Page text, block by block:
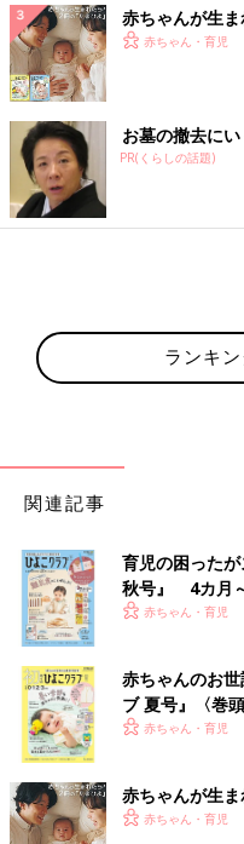
赤ちゃんが生ま
赤ちゃん・育児
お墓の撤去に
PR(くらしの話題)
ランキ
関連記事
育児の困った
秋号』 4カ月
いっぱい！
赤ちゃん・育児
赤ちゃんのお
ブ 夏号』〈巻
く！ おっぱい
赤ちゃん・育児
赤ちゃんが生ま
赤ちゃん・育児